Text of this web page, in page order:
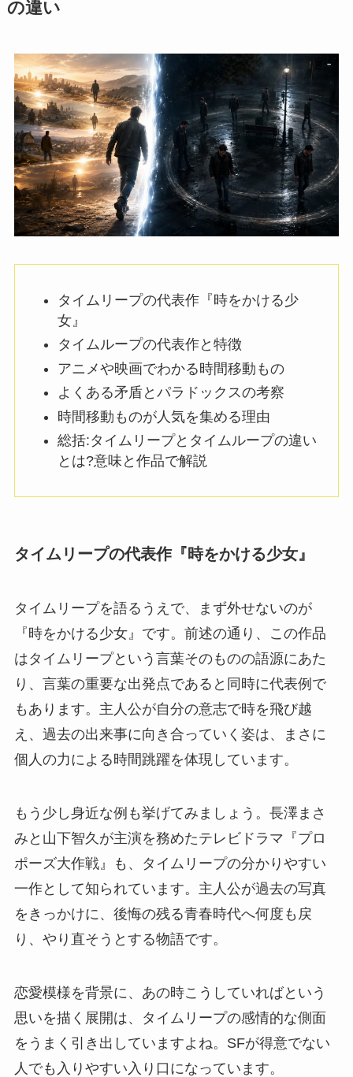
の違い
タイムリープの代表作『時をかける少
女』
タイムループの代表作と特徴
アニメや映画でわかる時間移動もの
よくある矛盾とパラドックスの考察
時間移動ものが人気を集める理由
総括:タイムリープとタイムループの違い
とは?意味と作品で解説
タイムリープの代表作『時をかける少女』
タイムリープを語るうえで、まず外せないのが
『時をかける少女』です。前述の通り、この作品
はタイムリープという言葉そのものの語源にあた
り、言葉の重要な出発点であると同時に代表例で
もあります。主人公が自分の意志で時を飛び越
え、過去の出来事に向き合っていく姿は、まさに
個人の力による時間跳躍を体現しています。
もう少し身近な例も挙げてみましょう。長澤まさ
みと山下智久が主演を務めたテレビドラマ『プロ
ポーズ大作戦』も、タイムリープの分かりやすい
一作として知られています。主人公が過去の写真
をきっかけに、後悔の残る青春時代へ何度も戻
り、やり直そうとする物語です。
恋愛模様を背景に、あの時こうしていればという
思いを描く展開は、タイムリープの感情的な側面
をうまく引き出していますよね。SFが得意でない
人でも入りやすい入り口になっています。